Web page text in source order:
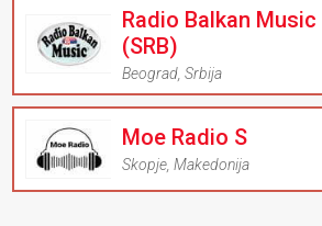
Radio Balkan Music
(SRB)
Beograd ,Srbija
Moe Radio S
Skopje ,Makedonija